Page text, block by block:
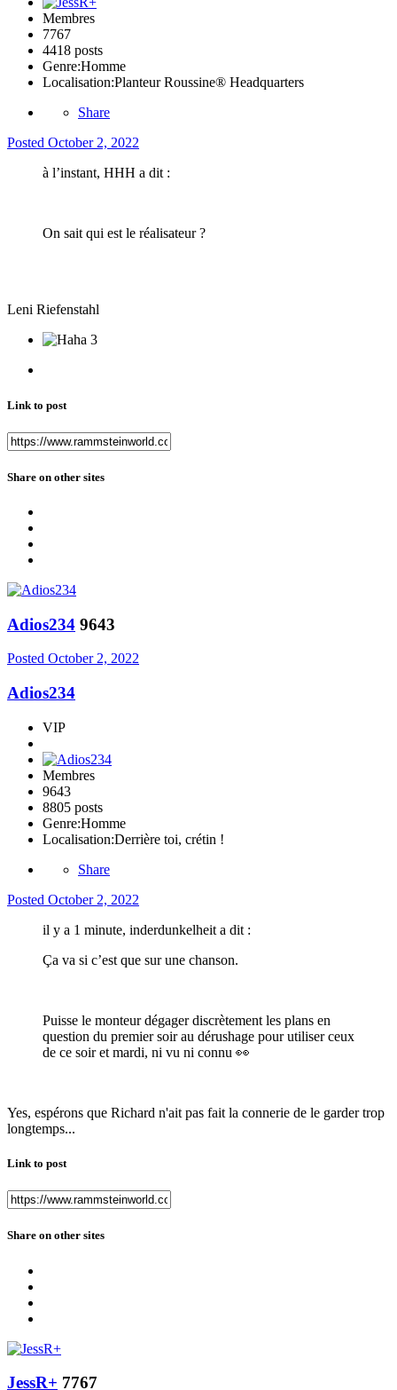
Membres
7767
4418 posts
Genre:Homme
Localisation:Planteur Roussine® Headquarters
Share
Posted October 2, 2022
à l’instant, HHH a dit :
On sait qui est le réalisateur ?
Leni Riefenstahl
3
Link to post
Share on other sites
Adios234 9643
Posted October 2, 2022
Adios234
VIP
Membres
9643
8805 posts
Genre:Homme
Localisation:Derrière toi, crétin !
Share
Posted October 2, 2022
il y a 1 minute, inderdunkelheit a dit :
Ça va si c’est que sur une chanson.
Puisse le monteur dégager discrètement les plans en
question du premier soir au dérushage pour utiliser ceux
de ce soir et mardi, ni vu ni connu 👀
Yes, espérons que Richard n'ait pas fait la connerie de le garder trop
longtemps...
Link to post
Share on other sites
JessR+ 7767